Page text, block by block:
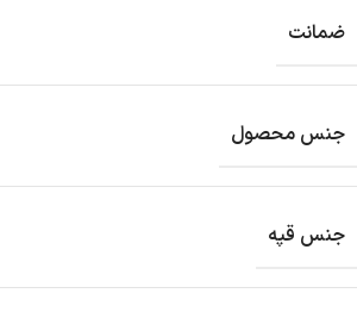
ضمانت
جنس محصول
جنس قپه